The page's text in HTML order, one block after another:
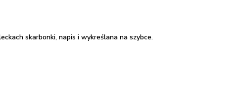
skarbonki, napis i wykreślana na szybce.